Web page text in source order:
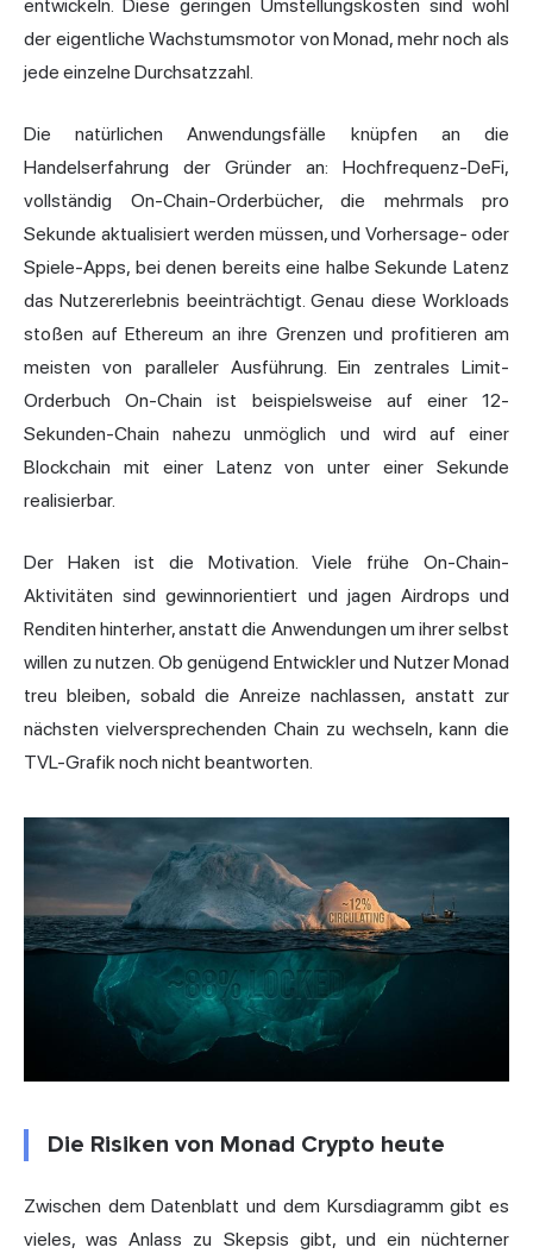
entwickeln. Diese geringen Umstellungskosten sind wohl
der eigentliche Wachstumsmotor von Monad, mehr noch als
jede einzelne Durchsatzzahl.
Die natürlichen Anwendungsfälle knüpfen an die
Handelserfahrung der Gründer an: Hochfrequenz-DeFi,
vollständig On-Chain-Orderbücher, die mehrmals pro
Sekunde aktualisiert werden müssen, und Vorhersage- oder
Spiele-Apps, bei denen bereits eine halbe Sekunde Latenz
das Nutzererlebnis beeinträchtigt. Genau diese Workloads
stoßen auf Ethereum an ihre Grenzen und profitieren am
meisten von paralleler Ausführung. Ein zentrales Limit-
Orderbuch On-Chain ist beispielsweise auf einer 12-
Sekunden-Chain nahezu unmöglich und wird auf einer
Blockchain mit einer Latenz von unter einer Sekunde
realisierbar.
Der Haken ist die Motivation. Viele frühe On-Chain-
Aktivitäten sind gewinnorientiert und jagen Airdrops und
Renditen hinterher, anstatt die Anwendungen um ihrer selbst
willen zu nutzen. Ob genügend Entwickler und Nutzer Monad
treu bleiben, sobald die Anreize nachlassen, anstatt zur
nächsten vielversprechenden Chain zu wechseln, kann die
TVL-Grafik noch nicht beantworten.
Die Risiken von Monad Crypto heute
Zwischen dem Datenblatt und dem Kursdiagramm gibt es
vieles, was Anlass zu Skepsis gibt, und ein nüchterner